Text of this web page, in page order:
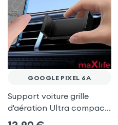
GOOGLE PIXEL 6A
Support voiture grille
d'aération Ultra compact
pour Google Pixel 6a